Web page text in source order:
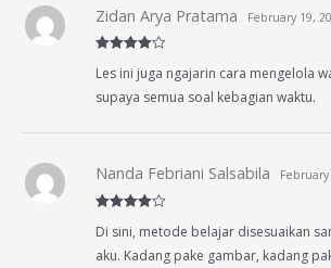
out of 5
Zidan Arya Pratama February 19,
Les ini juga ngajarin cara mengelola
supaya semua soal kebagian waktu.
out of 5
Nanda Febriani Salsabila February
Di sini, metode belajar disesuaikan
aku. Kadang pake gambar, kadang